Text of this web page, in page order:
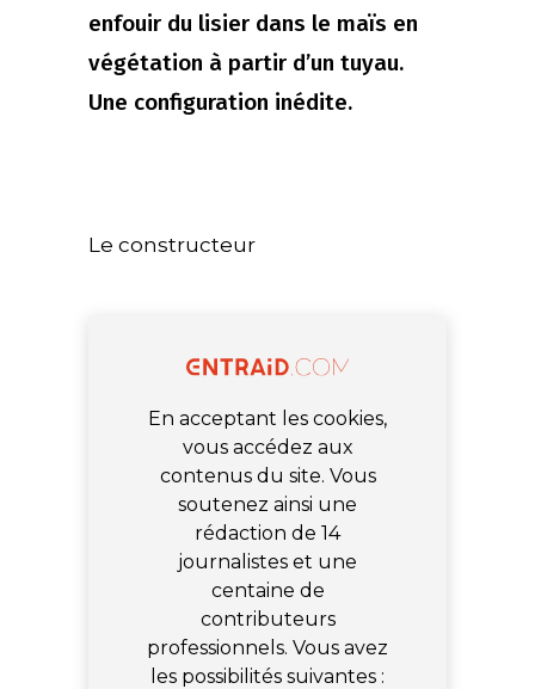
enfouir du lisier dans le maïs en
végétation à partir d’un tuyau.
Une configuration inédite.
Le constructeur
En acceptant les cookies,
vous accédez aux
contenus du site. Vous
soutenez ainsi une
rédaction de 14
journalistes et une
centaine de
contributeurs
professionnels. Vous avez
les possibilités suivantes :